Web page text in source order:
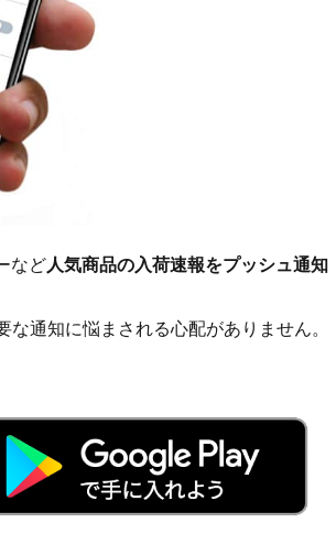
など人気商品の入荷速報をプッシュ通知
な通知に悩まされる心配がありません。